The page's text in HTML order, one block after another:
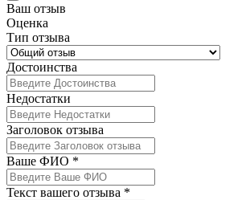
Ваш отзыв
Оценка
Тип отзыва
Достоинства
Недостатки
Заголовок отзыва
Ваше ФИО *
Текст вашего отзыва *